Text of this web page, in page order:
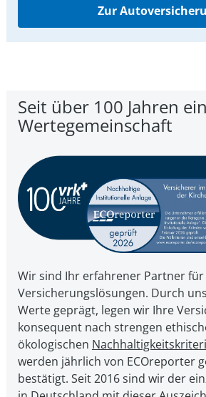
Zur
Seit über 100 Jahren
Wertegemeinschaft
Wir sind Ihr erfahrener Partner
Versicherungslösungen. Durch
Werte geprägt, legen wir Ihre
kon­se­quent nach strengen
öko­lo­gi­schen
werden jährlich von ECOreporter
bestätigt. Seit 2016 sind wir der